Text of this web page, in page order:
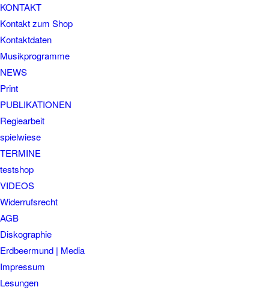
KONTAKT
Kontakt zum Shop
Kontaktdaten
Musikprogramme
NEWS
Print
PUBLIKATIONEN
Regiearbeit
spielwiese
TERMINE
testshop
VIDEOS
Widerrufsrecht
AGB
Diskographie
Erdbeermund | Media
Impressum
Lesungen